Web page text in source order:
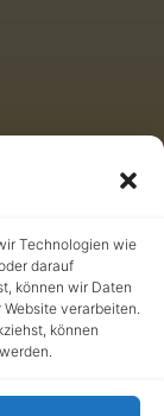
Technologien wie
darauf
können wir Daten
verarbeiten.
können
der KGS,
ich denken